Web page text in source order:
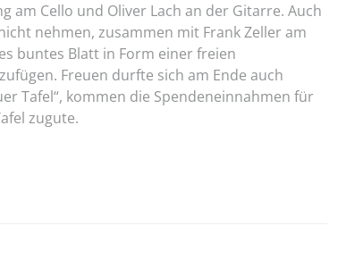
am Cello und Oliver Lach an der Gitarre. Auch
nehmen, zusammen mit Frank Zeller am
buntes Blatt in Form einer freien
Freuen durfte sich am Ende auch
Tafel“, kommen die Spendeneinnahmen für
zugute.